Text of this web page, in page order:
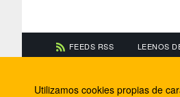
FEEDS RSS LEENOS
Información de contacto
Utilizamos cookies propias de